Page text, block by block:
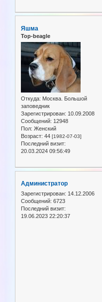
Яшма
Top-beagle
Откуда: Москва. Большой
заповедник
Зарегистрирован: 10.09.2008
Сообщений: 12948
Пол: Женский
Возраст: 44 [1982-07-03]
Последний визит:
20.03.2024 09:56:49
Администратор
Зарегистрирован: 14.12.2006
Сообщений: 6723
Последний визит:
19.06.2023 22:20:37